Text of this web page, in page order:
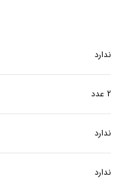
ندارد
2 عدد
ندارد
ندارد